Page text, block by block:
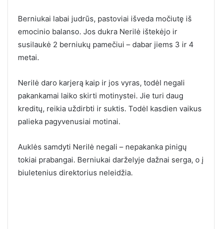
Berniukai labai judrūs, pastoviai išveda močiutę iš
emocinio balanso. Jos dukra Nerilė ištekėjo ir
susilaukė 2 berniukų pamečiui – dabar jiems 3 ir 4
metai.
Nerilė daro karjerą kaip ir jos vyras, todėl negali
pakankamai laiko skirti motinystei. Jie turi daug
kreditų, reikia uždirbti ir suktis. Todėl kasdien vaikus
palieka pagyvenusiai motinai.
Auklės samdyti Nerilė negali – nepakanka pinigų
tokiai prabangai. Berniukai darželyje dažnai serga, o į
biuletenius direktorius neleidžia.